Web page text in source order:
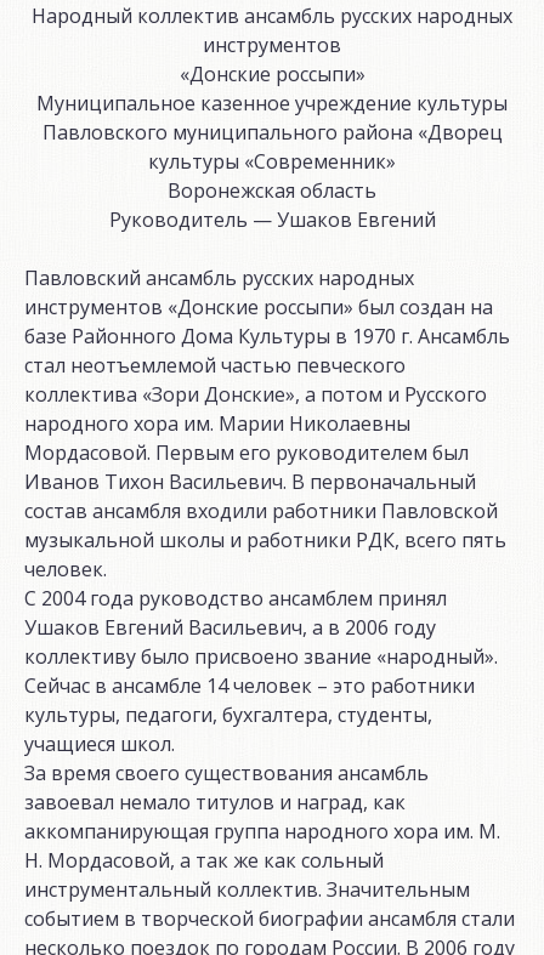
Народный коллектив ансамбль русских народных
инструментов
«Донские россыпи»
Муниципальное казенное учреждение культуры
Павловского муниципального района «Дворец
культуры «Современник»
Воронежская область
Руководитель — Ушаков Евгений
Павловский ансамбль русских народных
инструментов «Донские россыпи» был создан на
базе Районного Дома Культуры в 1970 г. Ансамбль
стал неотъемлемой частью певческого
коллектива «Зори Донские», а потом и Русского
народного хора им. Марии Николаевны
Мордасовой. Первым его руководителем был
Иванов Тихон Васильевич. В первоначальный
состав ансамбля входили работники Павловской
музыкальной школы и работники РДК, всего пять
человек.
С 2004 года руководство ансамблем принял
Ушаков Евгений Васильевич, а в 2006 году
коллективу было присвоено звание «народный».
Сейчас в ансамбле 14 человек – это работники
культуры, педагоги, бухгалтера, студенты,
учащиеся школ.
За время своего существования ансамбль
завоевал немало титулов и наград, как
аккомпанирующая группа народного хора им. М.
Н. Мордасовой, а так же как сольный
инструментальный коллектив. Значительным
событием в творческой биографии ансамбля стали
несколько поездок по городам России. В 2006 году